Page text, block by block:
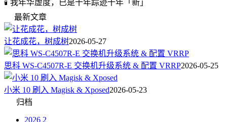
🕯️ 我年华虚度，已是十年踪迹十年「新」
最新文章
让花成花，树成树2026-05-27
思科 WS-C4507R-E 交换机升级系统 & 配置 VRRP2026-05-25
小米 10 刷入 Magisk & Xposed2026-05-23
归档
2026 2